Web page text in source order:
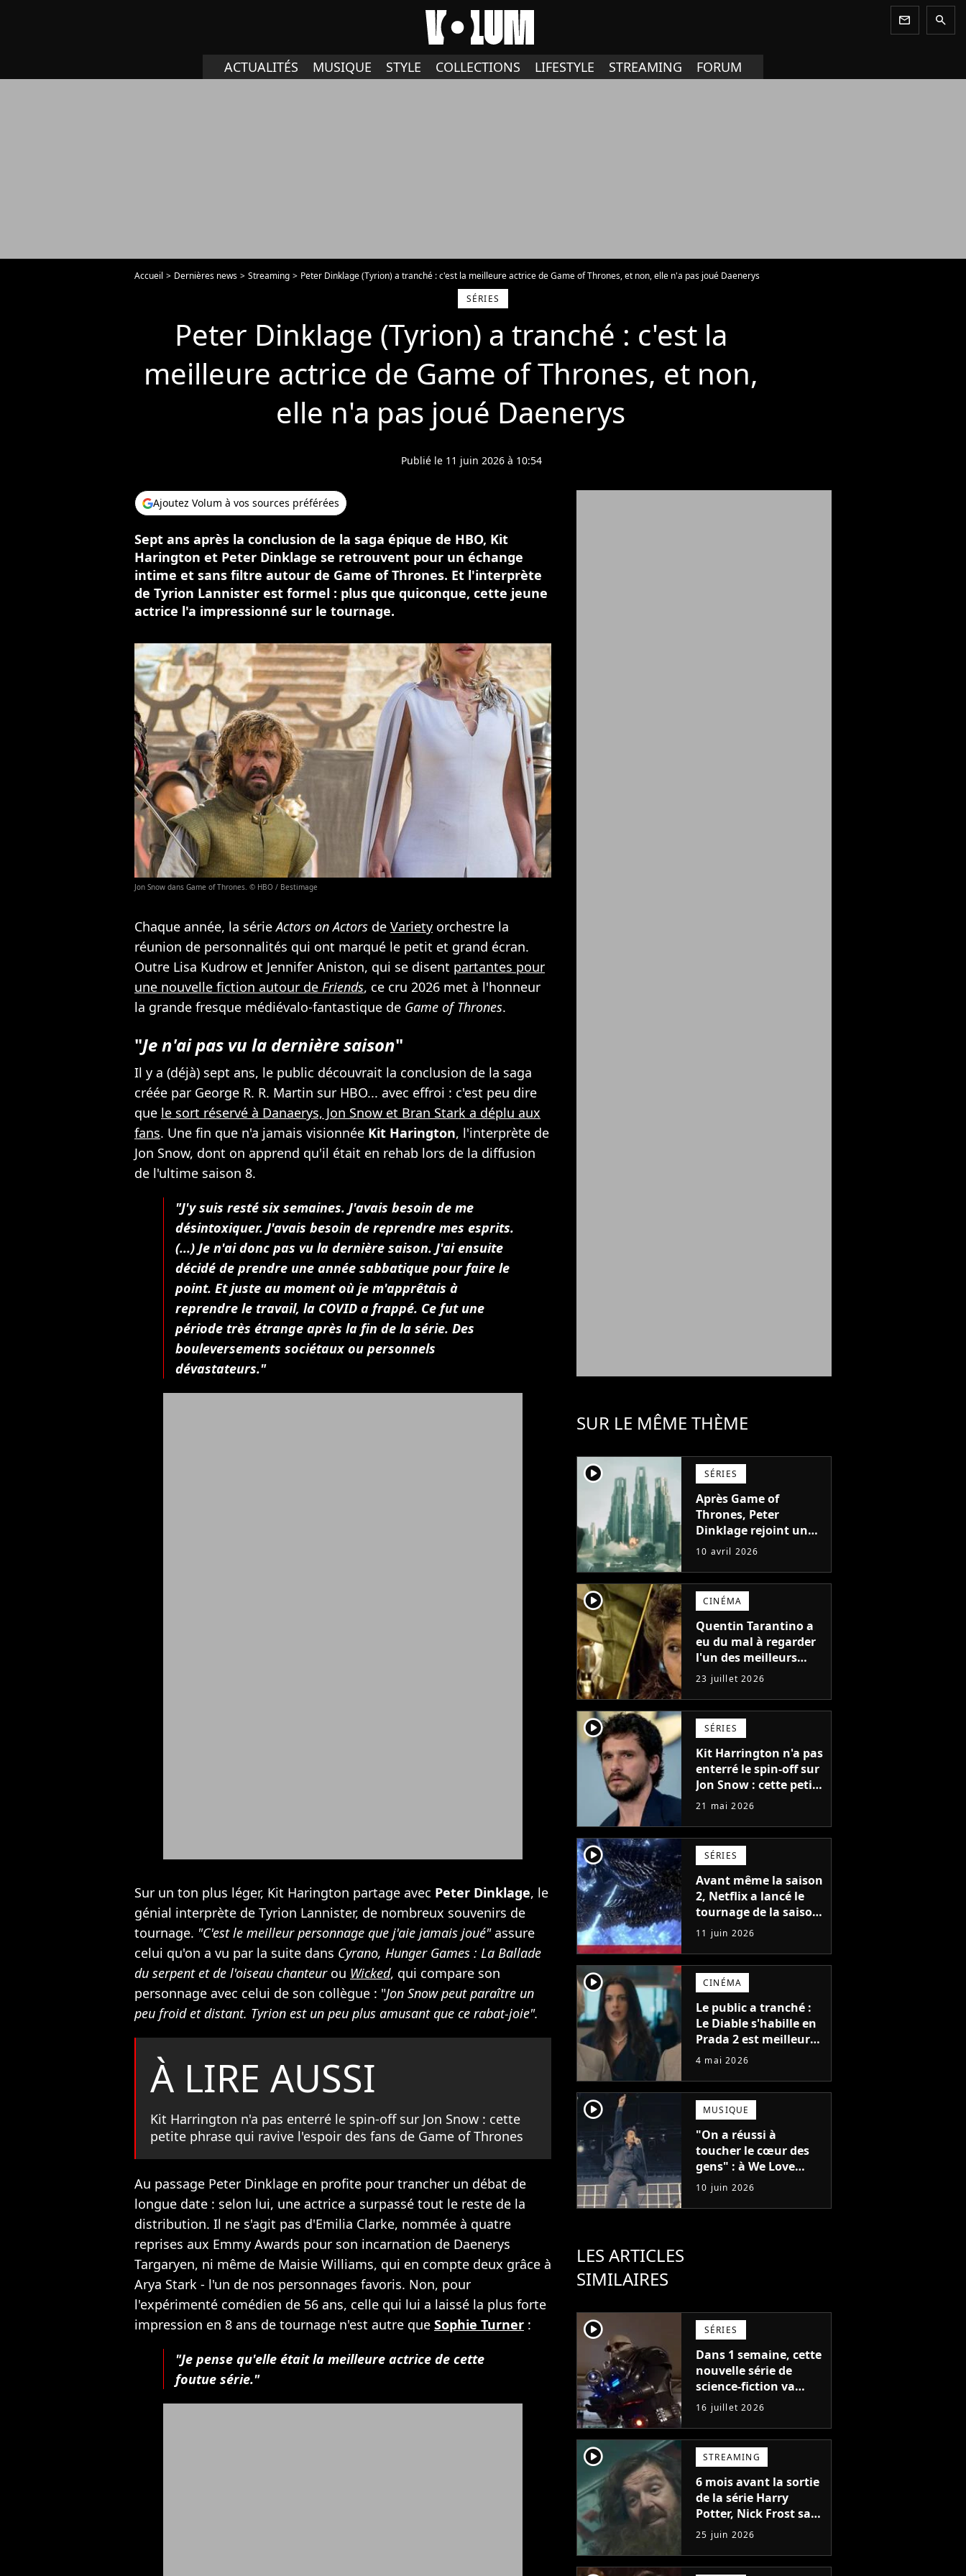
newsletter search
ACTUALITÉS MUSIQUE STYLE COLLECTIONS LIFESTYLE STREAMING FORUM
Accueil Dernières news Streaming
Peter Dinklage (Tyrion) a tranché : c'est la meilleure actrice de Game of Thrones, et non, elle n'a pas joué Daenerys
SÉRIES
Peter Dinklage (Tyrion) a tranché : c'est la
meilleure actrice de Game of Thrones, et non,
elle n'a pas joué Daenerys
Publié le 11 juin 2026 à 10:54
Ajoutez Volum à vos sources préférées
Sept ans après la conclusion de la saga épique de HBO, Kit
Harington et Peter Dinklage se retrouvent pour un échange
intime et sans filtre autour de Game of Thrones. Et l'interprète
de Tyrion Lannister est formel : plus que quiconque, cette jeune
actrice l'a impressionné sur le tournage.
Jon Snow dans Game of Thrones. © HBO / Bestimage
Chaque année, la sérieActors on Actors de Variety orchestre la
réunion de personnalités qui ont marqué le petit et grand écran.
Outre Lisa Kudrow et Jennifer Aniston, qui se disent partantes pour
une nouvelle fiction autour de Friends, ce cru 2026 met à l'honneur
la grande fresque médiévalo-fantastique de Game of Thrones.
"Je n'ai pas vu la dernière saison"
Il y a (déjà) sept ans, le public découvrait la conclusion de la saga
créée par George R. R. Martin sur HBO... avec effroi : c'est peu dire
que le sort réservé à Danaerys, Jon Snow et Bran Stark a déplu aux
fans. Une fin que n'a jamais visionnée Kit Harington, l'interprète de
Jon Snow, dont on apprend qu'il était en rehab lors de la diffusion
de l'ultime saison 8.
"J'y suis resté six semaines. J'avais besoin de me
désintoxiquer. J'avais besoin de reprendre mes esprits.
(...) Je n'ai donc pas vu la dernière saison. J'ai ensuite
décidé de prendre une année sabbatique pour faire le
point. Et juste au moment où je m'apprêtais à
reprendre le travail, la COVID a frappé. Ce fut une
période très étrange après la fin de la série. Des
bouleversements sociétaux ou personnels
dévastateurs."
Sur un ton plus léger, Kit Harington partage avec Peter Dinklage, le
génial interprète de Tyrion Lannister, de nombreux souvenirs de
tournage. "C'est le meilleur personnage que j'aie jamais joué"assure
celui qu'on a vu par la suite dans Cyrano, Hunger Games : La Ballade
du serpent et de l'oiseau chanteurou Wicked, qui compare son
personnage avec celui de son collègue : "Jon Snow peut paraître un
peu froid et distant. Tyrion est un peu plus amusant que ce rabat-joie".
À LIRE AUSSI
Kit Harrington n'a pas enterré le spin-off sur Jon Snow : cette
petite phrase qui ravive l'espoir des fans de Game of Thrones
Au passage Peter Dinklage en profite pour trancher un débat de
longue date : selon lui, une actrice a surpassé tout le reste de la
distribution. Il ne s'agit pas d'Emilia Clarke, nommée à quatre
reprises aux Emmy Awards pour son incarnation de Daenerys
Targaryen, ni même de Maisie Williams, qui en compte deux grâce à
Arya Stark - l'un de nos personnages favoris. Non, pour
l'expérimenté comédien de 56 ans, celle qui lui a laissé la plus forte
impression en 8 ans de tournage n'est autre que Sophie Turner :
"Je pense qu'elle était la meilleure actrice de cette
foutue série."
SUR LE MÊME THÈME
player2 SÉRIES
Après Game of
Thrones, Peter
Dinklage rejoint une
série de science-
après une seule
saison
10 avril 2026
player2 CINÉMA
Quentin Tarantino a
eu du mal à regarder
l'un des meilleurs
films de tous les
temps : "J'ai à peine
réussi à aller jusqu'au
générique de fin"
23 juillet 2026
player2 SÉRIES
Kit Harrington n'a pas
enterré le spin-off sur
Jon Snow : cette petite
phrase qui ravive
Game of Thrones
21 mai 2026
player2 SÉRIES
Avant même la saison
2, Netflix a lancé le
tournage de la saison
3 de sa saga de
science-fiction des
créateurs de Game of
Thrones
11 juin 2026
player2 CINÉMA
Le public a tranché :
Le Diable s'habille en
Prada 2 est meilleur
que le premier, mais
signé un film qui
surpasse les deux
4 mai 2026
player2 MUSIQUE
"On a réussi à
toucher le cœur des
gens" : à We Love
Green, Feu!
Chatterton s'impose
comme le groupe rock
10 juin 2026
LES ARTICLES
SIMILAIRES
player2 SÉRIES
Dans 1 semaine, cette
nouvelle série de
science-fiction va
forcer le public à
changer ses
habitudes
16 juillet 2026
player2 STREAMING
6 mois avant la sortie
de la série Harry
Potter, Nick Frost sait
déjà que les fans
n'aimeront pas sa
version de Hagrid
25 juin 2026